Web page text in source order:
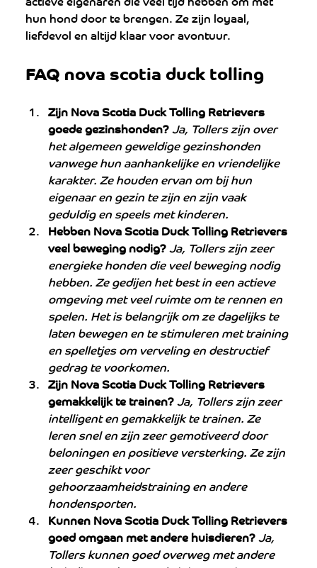
hun hond door te brengen. Ze zijn loyaal,
liefdevol en altijd klaar voor avontuur.
FAQ nova scotia duck tolling
Zijn Nova Scotia Duck Tolling Retrievers
goede gezinshonden? Ja, Tollers zijn over
het algemeen geweldige gezinshonden
vanwege hun aanhankelijke en vriendelijke
karakter. Ze houden ervan om bij hun
eigenaar en gezin te zijn en zijn vaak
geduldig en speels met kinderen.
Hebben Nova Scotia Duck Tolling Retrievers
veel beweging nodig? Ja, Tollers zijn zeer
energieke honden die veel beweging nodig
hebben. Ze gedijen het best in een actieve
omgeving met veel ruimte om te rennen en
spelen. Het is belangrijk om ze dagelijks te
laten bewegen en te stimuleren met training
en spelletjes om verveling en destructief
gedrag te voorkomen.
Zijn Nova Scotia Duck Tolling Retrievers
gemakkelijk te trainen? Ja, Tollers zijn zeer
intelligent en gemakkelijk te trainen. Ze
leren snel en zijn zeer gemotiveerd door
beloningen en positieve versterking. Ze zijn
zeer geschikt voor
gehoorzaamheidstraining en andere
hondensporten.
Kunnen Nova Scotia Duck Tolling Retrievers
goed omgaan met andere huisdieren?Ja,
Tollers kunnen goed overweg met andere